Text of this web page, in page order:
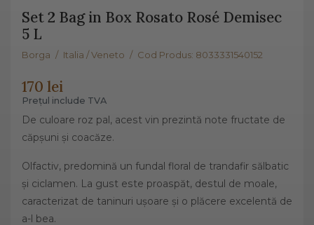
Set 2 Bag in Box Rosato Rosé Demisec
5 L
Borga / Italia / Veneto / Cod Produs: 8033331540152
170 lei
Prețul include TVA
De culoare roz pal, acest vin prezintă note fructate de
căpșuni și coacăze.
Olfactiv, predomină un fundal floral de trandafir sălbatic
și ciclamen. La gust este proaspăt, destul de moale,
caracterizat de taninuri ușoare și o plăcere excelentă de
a-l bea.